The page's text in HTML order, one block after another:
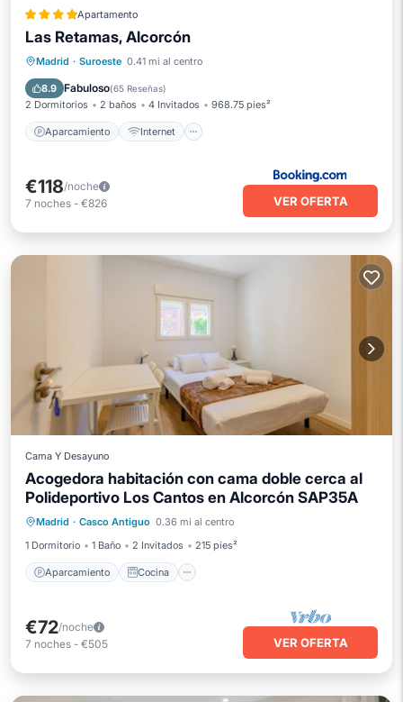
Apartamento
Las Retamas, Alcorcón
Madrid · Suroeste 0.41 mi al centro
8.9 Fabuloso(65 Reseñas)
2 Dormitorios 2 baños 4 Invitados 968.75 pies²
Aparcamiento Internet
Aparcamiento
Internet
Apto para niños
€118/noche
7 noches - €826 VER OFERTA
Cama Y Desayuno
Acogedora habitación con cama doble cerca al
Polideportivo Los Cantos en Alcorcón SAP35A
Madrid · Casco Antiguo 0.36 mi al centro
1 Dormitorio
1 Baño 2 Invitados 215 pies²
Aparcamiento Cocina
Aparcamiento Cocina
Internet
Apto para niños
€72/noche
7 noches - €505 VER OFERTA